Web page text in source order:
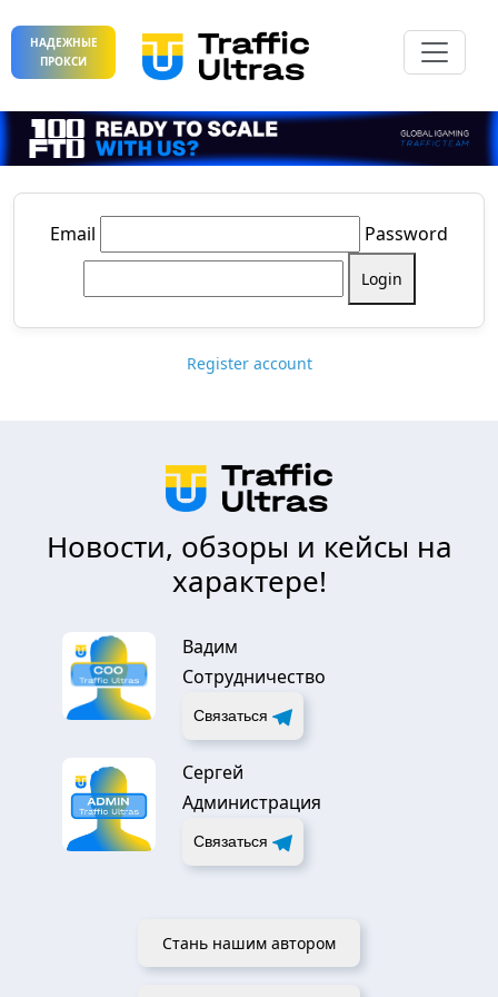
НАДЕЖНЫЕ
ПРОКСИ
Email Password
Login
Register account
Новости, обзоры и кейсы на
характере!
Вадим
Сотрудничество
Связаться
Сергей
Администрация
Связаться
Стань нашим автором